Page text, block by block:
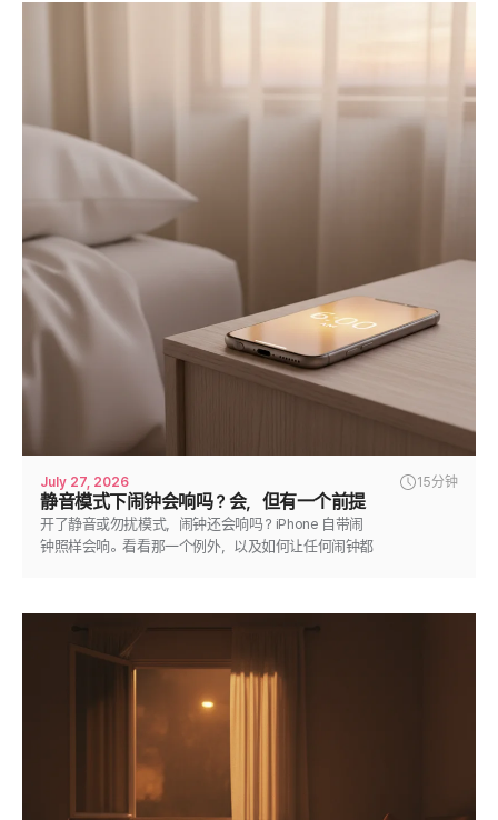
July 27, 2026 15分钟
静音模式下闹钟会响吗？会，但有一个前提
开了静音或勿扰模式，闹钟还会响吗？iPhone 自带闹
钟照样会响。看看那一个例外，以及如何让任何闹钟都